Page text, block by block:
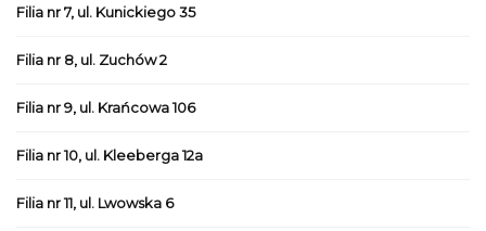
Filia nr 7, ul. Kunickiego 35
Filia nr 8, ul. Zuchów 2
Filia nr 9, ul. Krańcowa 106
Filia nr 10, ul. Kleeberga 12a
Filia nr 11, ul. Lwowska 6